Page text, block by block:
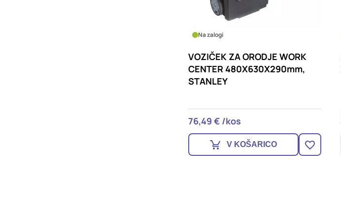
Na zalogi
VOZIČEK ZA ORODJE WORK
CENTER 480X630X290mm,
STANLEY
76,49 € /kos
V KOŠARICO